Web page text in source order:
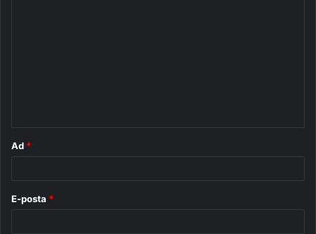
Ad *
E-posta *